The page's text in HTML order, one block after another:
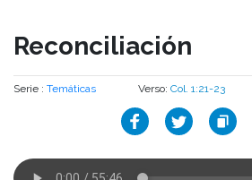
Reconciliación
Serie : Temáticas Verso:Col. 1:21-23